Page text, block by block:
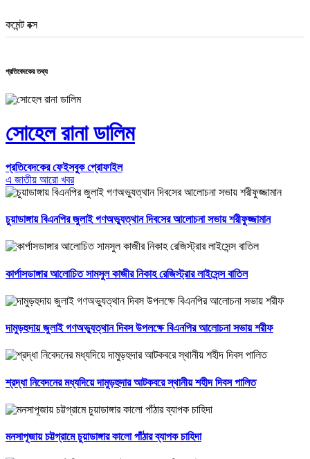
কমেন্ট বক্স
প্রতিবেদকের তথ্য
সোহেল রানা ডালিম
প্রতিবেদকের ফেইসবুক প্রোফাইল
এ জাতীয় আরো খবর
চুয়াডাঙ্গায় বিএনপির জুলাই গণঅভ্যুত্থান দিবসের আলোচনা সভায় শরীফুজ্জামান
কার্পাসডাঙ্গার আলোচিত সামসুল কাজীর নিকাহ রেজিস্ট্রার লাইসেন্স বাতিল
দামুড়হুদায় জুলাই গণঅভ্যুত্থান দিবস উপলক্ষে বিএনপির আলোচনা সভায় শরীফ
শ্রদ্ধা নিবেদনের মধ্যদিয়ে দামুড়হুদার আটকবরে স্থানীয় শহীদ দিবস পালিত
মনসাপূজায় চট্টগ্রামে চুয়াডাঙ্গার কালো পাঁঠার ব্যাপক চাহিদা